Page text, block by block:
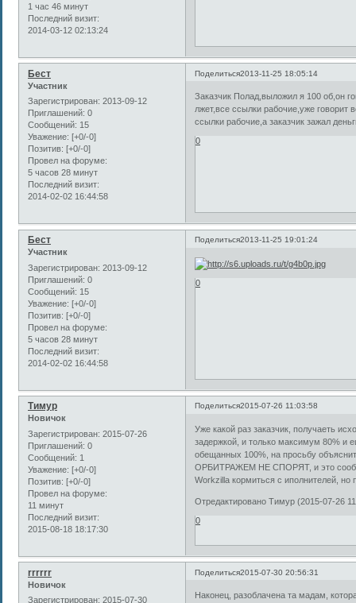
1 час 46 минут
Последний визит:
2014-03-12 02:13:24
Поделиться2013-11-25 18:05:14
Бест
Участник
Зарегистрирован: 2013-09-12
Приглашений: 0
Сообщений: 15
Уважение: [+0/-0]
Позитив: [+0/-0]
Провел на форуме:
5 часов 28 минут
Последний визит:
2014-02-02 16:44:58
Заказчик Полад,выложил я 100 об,он
лжет,все ссылки рабочие,уже говорит
ссылки рабочие,а заказчик зажал
0
Поделиться2013-11-25 19:01:24
Бест
Участник
Зарегистрирован: 2013-09-12
Приглашений: 0
Сообщений: 15
Уважение: [+0/-0]
Позитив: [+0/-0]
Провел на форуме:
5 часов 28 минут
Последний визит:
2014-02-02 16:44:58
0
Поделиться2015-07-26 11:03:58
Тимур
Новичок
Зарегистрирован: 2015-07-26
Приглашений: 0
Сообщений: 1
Уважение: [+0/-0]
Позитив: [+0/-0]
Провел на форуме:
11 минут
Последний визит:
2015-08-18 18:17:30
Уже какой раз заказчик, получаеть
задержкой, и только максимум 80% и
обещанных 100%, на просьбу
ОРБИТРАЖЕМ НЕ СПОРЯТ, и это
Workzilla кормиться с иполнителей, но
Отредактировано Тимур (2015-07-26
0
Поделиться2015-07-30 20:56:31
rrrrrr
Новичок
Зарегистрирован: 2015-07-30 Наконец, разоблачена та мадам,